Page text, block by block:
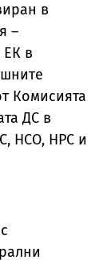
в
–
в
Комисията
ДС в
НСО, НРС и